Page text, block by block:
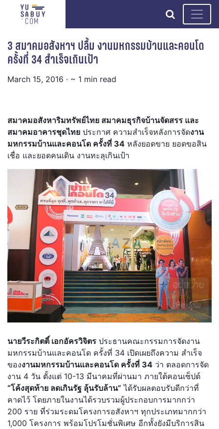
search
3 สมาคมอสังหาฯ ปลื้ม งานมหกรรมบ้านและคอนโด
ครั้งที่ 34 สำเร็จเกินเป้า
March 15, 2016 · ~ 1 min read
สมาคมอสังหาริมทรัพย์ไทย สมาคมธุรกิจบ้านจัดสรร และ
สมาคมอาคารชุดไทย ประกาศ ความสำเร็จหลังการจัดงาน
มหกรรมบ้านและคอนโด ครั้งที่ 34 หลังยอดขาย ยอดขอสิน
เชื่อ และยอดคนเดิน งานทะลุเกินเป้า
นายวีระกิตติ์ เอกอัครวิจิตร ประธานคณะกรรมการจัดงาน
มหกรรมบ้านและคอนโด ครั้งที่ 34 เปิดเผยถึงความ สำเร็จ
ของงานมหกรรมบ้านและคอนโด ครั้งที่ 34 ว่า ตลอดการจัด
งาน 4 วัน ตั้งแต่ 10-13 มีนาคมที่ผ่านมา ภายใต้คอนเซ็ปต์
“โค้งสุดท้าย ลดเกินรัฐ ลุ้นรับล้าน” ได้รับผลตอบรับดีกว่าที่
คาดไว้ โดยภายในงานได้รวบรวมผู้ประกอบการมากกว่า
200 ราย ที่ร่วมระดมโครงการอสังหาฯ ทุกประเภทมากกว่า
1,000 โครงการ พร้อมโปรโมชั่นพิเศษ อีกทั้งยังมีบริการสิน